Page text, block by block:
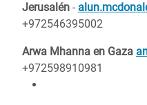
Jerusalén -
+972546395002
Arwa Mhanna en Gaza
+972598910981